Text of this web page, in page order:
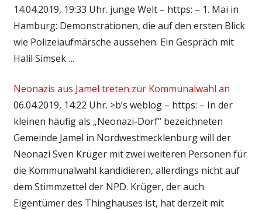
14.04.2019, 19:33 Uhr. junge Welt – https: – 1. Mai in
Hamburg: Demonstrationen, die auf den ersten Blick
wie Polizeiaufmärsche aussehen. Ein Gespräch mit
Halil Simsek….
Neonazis aus Jamel treten zur Kommunalwahl an
06.04.2019, 14:22 Uhr. >b’s weblog – https: – In der
kleinen häufig als „Neonazi-Dorf“ bezeichneten
Gemeinde Jamel in Nordwestmecklenburg will der
Neonazi Sven Krüger mit zwei weiteren Personen für
die Kommunalwahl kandidieren, allerdings nicht auf
dem Stimmzettel der NPD. Krüger, der auch
Eigentümer des Thinghauses ist, hat derzeit mit